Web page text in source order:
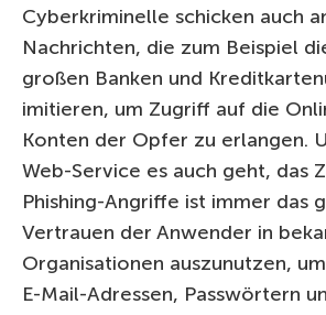
Cyberkriminelle schicken auch
Nachrichten, die zum Beispiel
großen Banken und
imitieren, um Zugriff auf die
Konten der Opfer zu erlangen.
Web-Service es auch geht, das
Phishing-Angriffe ist immer das
Vertrauen der Anwender in
Organisationen auszunutzen,
E-Mail-Adressen, Passwörtern